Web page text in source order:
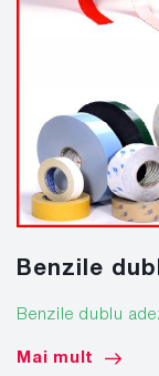
Benzile
Benzile dublu
Mai mult